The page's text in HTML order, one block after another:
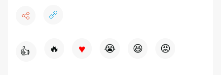
👍 🔥 ♥ 😭 😆 😡